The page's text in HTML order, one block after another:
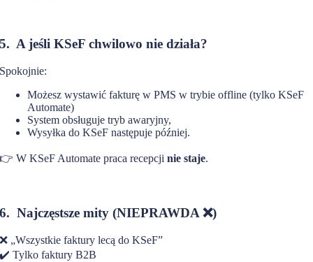
5. A jeśli KSeF chwilowo nie działa?
Spokojnie:
Możesz wystawić fakturę w PMS w trybie offline (tylko KSeF
Automate)
System obsługuje tryb awaryjny,
Wysyłka do KSeF następuje później.
👉 W KSeF Automate praca recepcjinie staje.
6. Najczęstsze mity (NIEPRAWDA❌)
❌ „Wszystkie faktury lecą do KSeF”
✔️ Tylko faktury B2B